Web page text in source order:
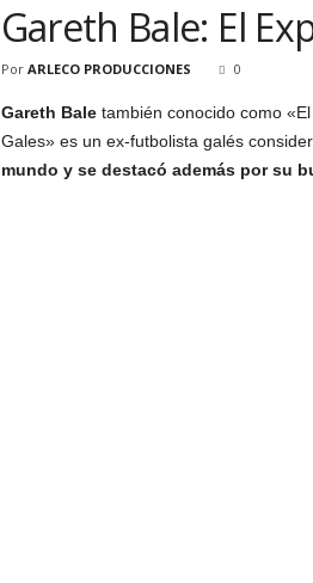
Gareth Bale: El
Por ARLECO PRODUCCIONES 0
Gareth Baletambién conocido como
Gales» es un ex-futbolista galés
mundo y se destacó además por su